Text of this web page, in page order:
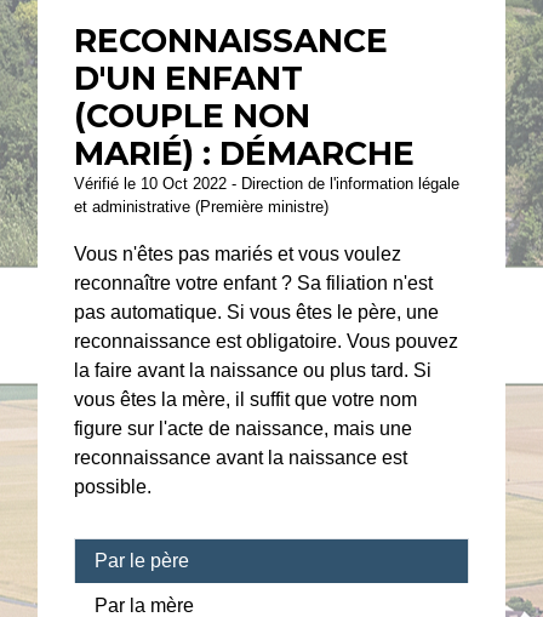
RECONNAISSANCE
D'UN ENFANT
(COUPLE NON
MARIÉ) : DÉMARCHE
Vérifié le 10 Oct 2022 - Direction de l'information légale
et administrative (Première ministre)
Vous n'êtes pas mariés et vous voulez
reconnaître votre enfant ? Sa filiation n'est
pas automatique. Si vous êtes le père, une
reconnaissance est obligatoire. Vous pouvez
la faire avant la naissance ou plus tard. Si
vous êtes la mère, il suffit que votre nom
figure sur l'acte de naissance, mais une
reconnaissance avant la naissance est
possible.
Par le père
Par la mère